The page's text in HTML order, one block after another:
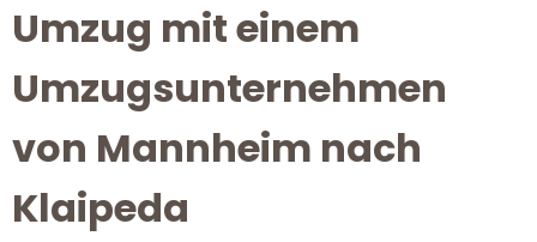
Umzug mit einem
Umzugsunternehmen
von Mannheim nach
Klaipeda